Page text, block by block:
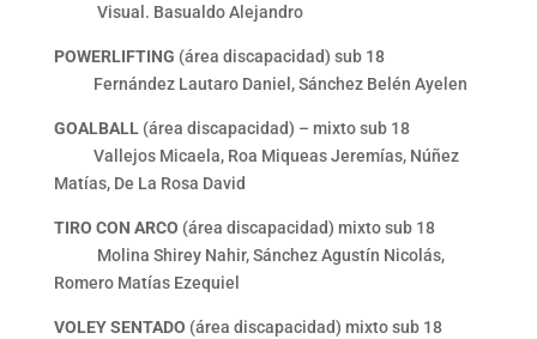
Visual. Basualdo Alejandro
POWERLIFTING (área discapacidad) sub 18
Fernández Lautaro Daniel, Sánchez Belén Ayelen
GOALBALL (área discapacidad) – mixto sub 18
Vallejos Micaela, Roa Miqueas Jeremías, Núñez
Matías, De La Rosa David
TIRO CON ARCO (área discapacidad) mixto sub 18
Molina Shirey Nahir, Sánchez Agustín Nicolás,
Romero Matías Ezequiel
VOLEY SENTADO (área discapacidad) mixto sub 18